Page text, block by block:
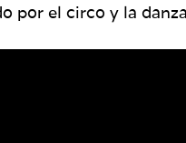
por el circo y la